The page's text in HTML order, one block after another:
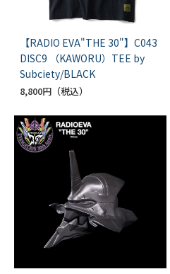
【RADIO EVA"THE 30"】C043
DISC9 （KAWORU）TEE by
Subciety/BLACK
8,800円